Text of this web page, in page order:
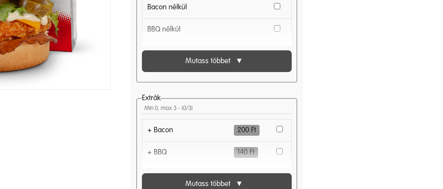
Bacon nélkül
BBQ nélkül
Chili nélkül
Hagyma nélkül
Jalapeno nélkül
Majonéz nélkül
Mutass többet ▼
Extrák
Min 0, max 3 - (0/3)
+ Bacon 200 Ft
+ BBQ 140 Ft
+ Chili 140Ft
Mutass többet ▼